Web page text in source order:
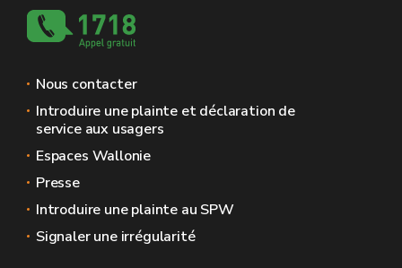
Nous contacter
Introduire une plainte et déclaration de
service aux usagers
Espaces Wallonie
Presse
Introduire une plainte au SPW
Signaler une irrégularité